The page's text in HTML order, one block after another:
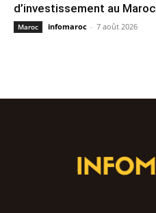
d’investissement au Maroc
Maroc infomaroc - 7 août 2026